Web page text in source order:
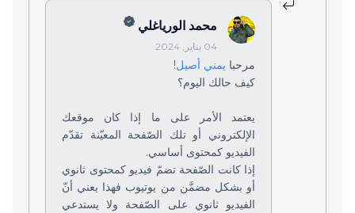
محمد الورياغلي
04 يناير, 2024
مرحبا يمني أصيل!
كيف حالك اليوم؟
يعتمد الأمر على ما إذا كان موقعك
الإلكتروني أو تلك الصّفحة المعيّنة تقدّم
الفيديو كمحتوى أساسي.
إذا كانت الصّفحة تضمّ فيديو كمحتوى ثانوي
أو بشكل مضمَّن من يوتيوب فهذا يعني أنّ
الفيديو ثانوي على الصّفحة ولا يستدعي